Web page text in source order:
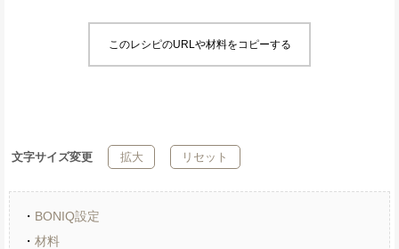
このレシピのURLや材料をコピーする
文字サイズ変更 拡大 リセット
・ BONIQ設定
・ 材料